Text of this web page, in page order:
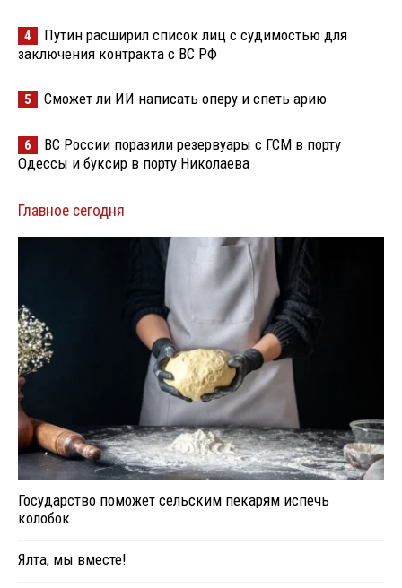
4
Путин расширил список лиц с судимостью для
заключения контракта с ВС РФ
5 Сможет ли ИИ написать оперу и спеть арию
6
ВС России поразили резервуары с ГСМ в порту
Одессы и буксир в порту Николаева
Главное сегодня
Государство поможет сельским пекарям испечь
колобок
Ялта, мы вместе!